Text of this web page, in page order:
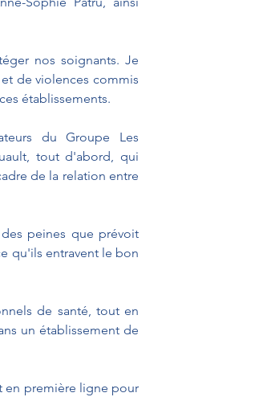
nos soignants. Je
de violences commis
établissements.
du Groupe Les
tout d'abord, qui
de la relation entre
peines que prévoit
qu'ils entravent le bon
de santé, tout en
un établissement de
en première ligne pour